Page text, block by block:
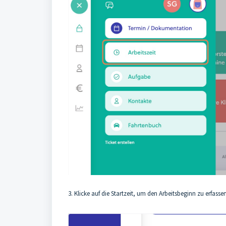
3. Klicke auf die Startzeit, um den Arbeitsbeginn zu